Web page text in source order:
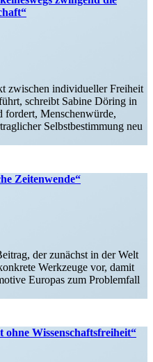
zwischen indivi­du­eller Freiheit
schreibt Sabine Döring in
fordert, Menschen­würde,
Selbst­be­stimmung neu
Zeitenwende“
der zunächst in der Welt
Werkzeuge vor, damit
Europas zum Problemfall
ohne Wissenschaftsfreiheit“